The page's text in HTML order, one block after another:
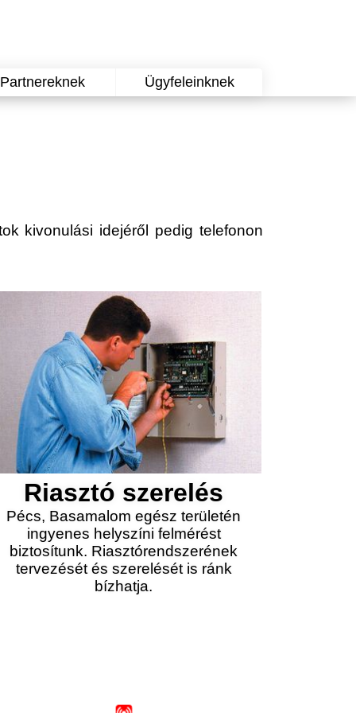
Partnereknek Ügyfeleinknek
kivonulási idejéről pedig telefonon
Riasztó szerelés
Pécs, Basamalom egész területén
ingyenes helyszíni felmérést
biztosítunk. Riasztórendszerének
tervezését és szerelését is ránk
bízhatja.